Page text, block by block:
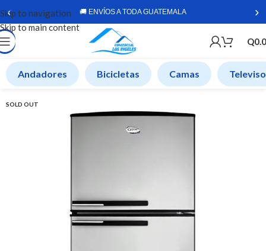
Skip to navigation
Skip to main content
‹ 🚚 ENVÍOS A TODA GUATEMALA ›
Q
Andadores Bicicletas Camas
SOLD OUT